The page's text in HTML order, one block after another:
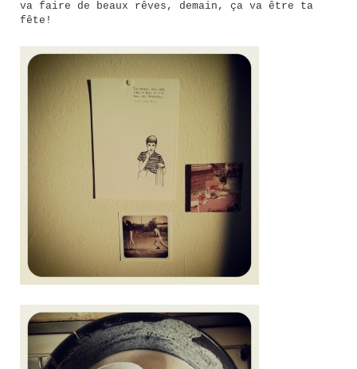
va faire de beaux rêves, demain, ça va être ta
fête!